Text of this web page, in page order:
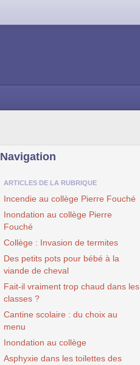
Navigation
ARTICLES DE LA RUBRIQUE
Incendie au collège Pierre Fouché
Inondation au collège Pierre
Fouché
Collège : Invasion de termites
Des petits pots pour bébé à la
viande de cheval
Fait-il vraiment trop chaud dans les
classes ?
Cantine scolaire : du choix au
menu
Inondation au collège
Asphyxie dans les toilettes des